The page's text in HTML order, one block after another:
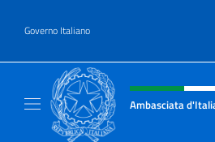
Governo Italiano
Intestazione sito,
Ambasciata